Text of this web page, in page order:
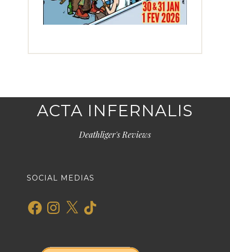
ACTA INFERNALIS
Deathliger's Reviews
SOCIAL MEDIAS
FacebookInstagram
X TikTok